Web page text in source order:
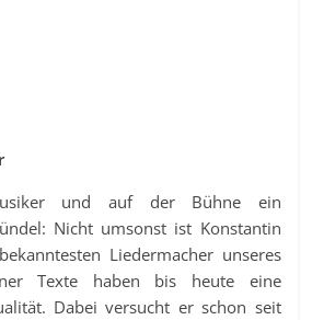
und auf der Bühne ein
Nicht umsonst ist Konstantin
Liedermacher unseres
Texte haben bis heute eine
Dabei versucht er schon seit